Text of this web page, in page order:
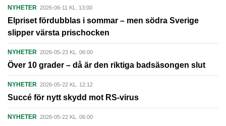
NYHETER 2026-06-11 KL. 13:00
Elpriset fördubblas i sommar – men södra Sverige
slipper värsta prischocken
NYHETER 2026-05-23 KL. 06:00
Över 10 grader – då är den riktiga badsäsongen slut
NYHETER 2026-05-22 KL. 12:12
Succé för nytt skydd mot RS-virus
NYHETER 2026-05-22 KL. 06:00